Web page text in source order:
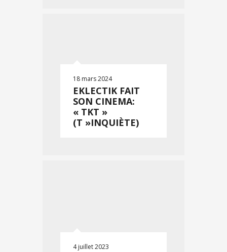
18 mars 2024
EKLECTIK FAIT
SON CINEMA :
« TKT »
(T »INQUIÈTE)
4 juillet 2023